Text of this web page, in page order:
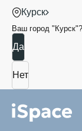
Курск
Ваш город " Курск"?